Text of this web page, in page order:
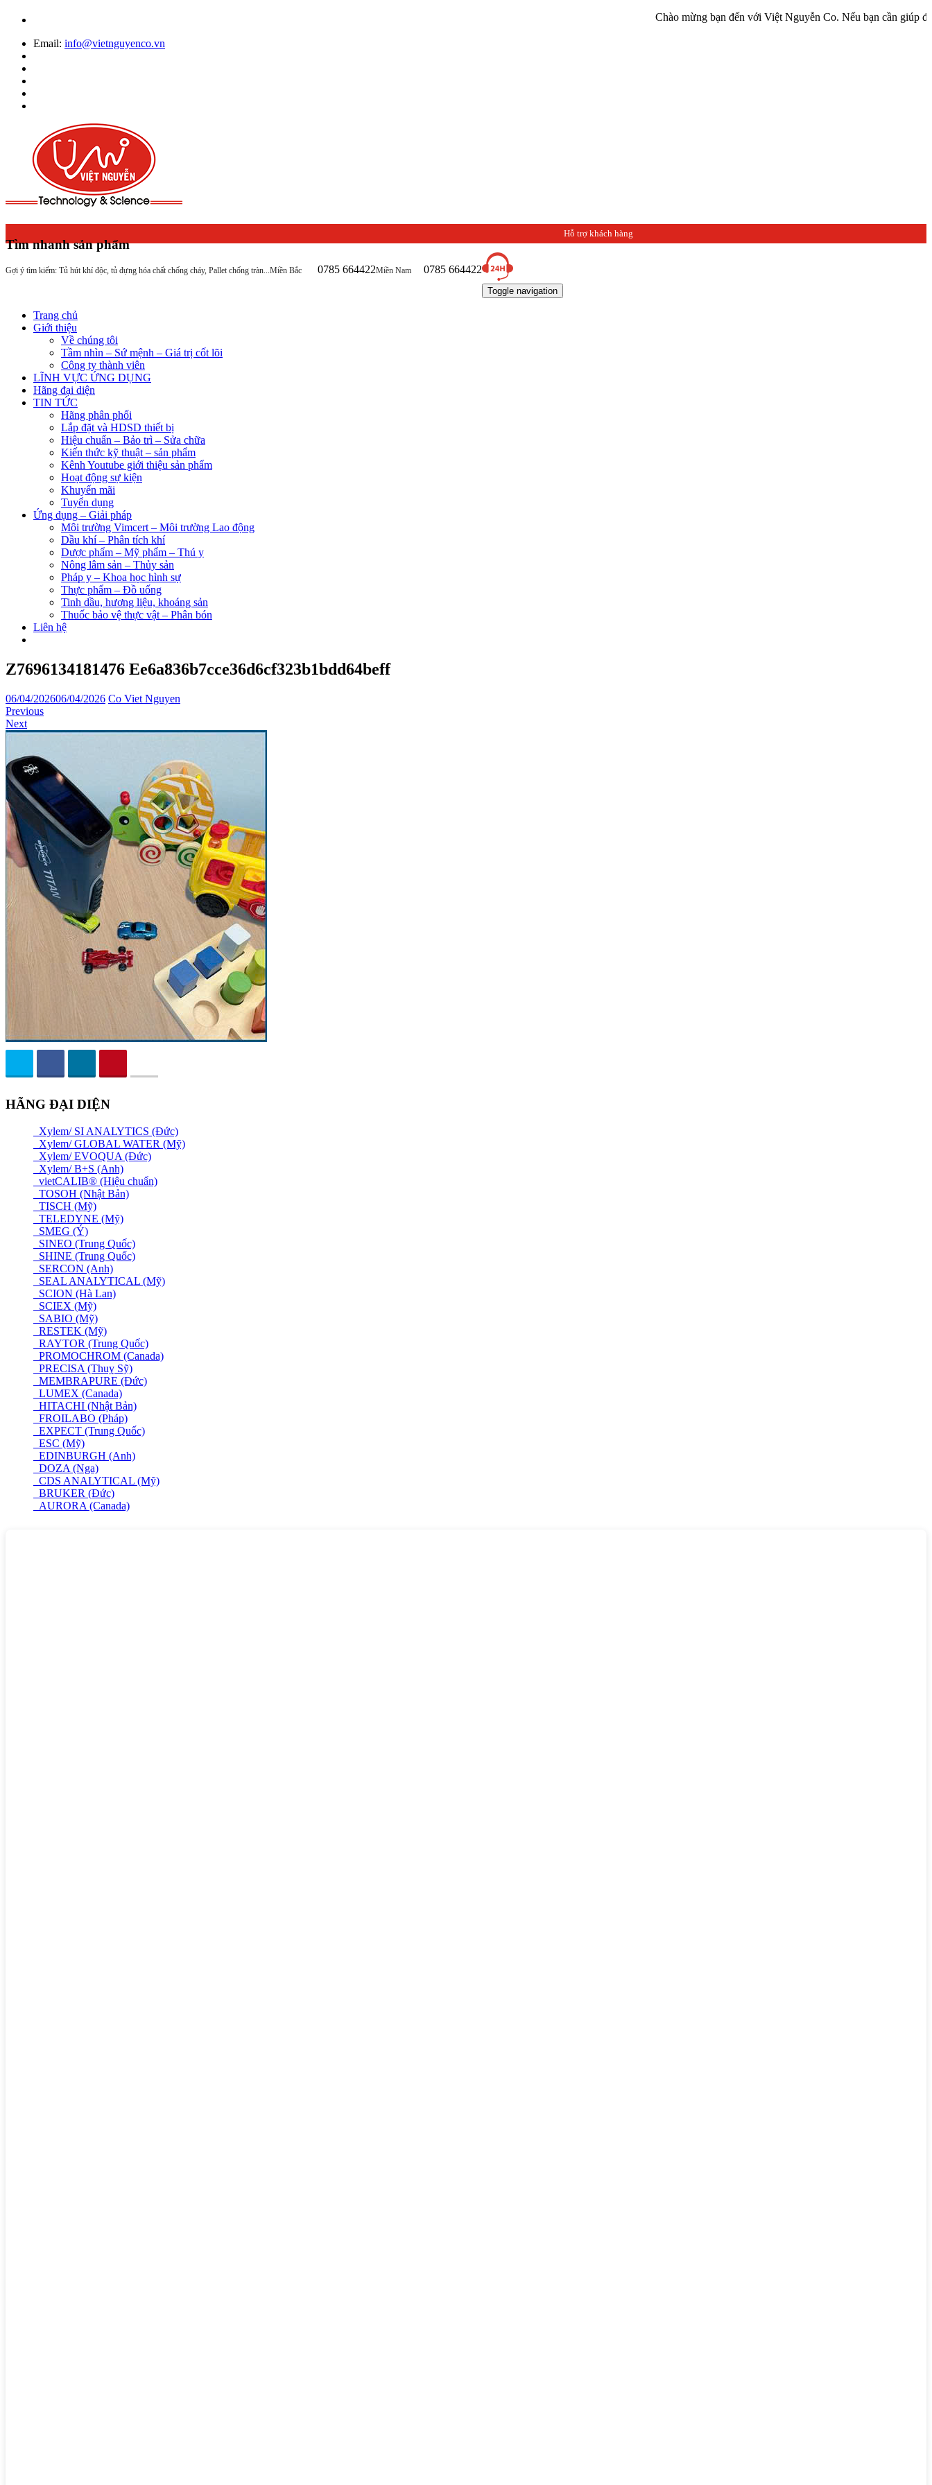
Chào mừng bạn đến với Việt Nguyễn Co. Nếu bạn cần giúp đỡ hãy
Email: info@vietnguyenco.vn
Tìm nhanh sản phẩm
Gợi ý tìm kiếm: Tủ hút khí độc, tủ đựng hóa chất chống cháy, Pallet chống tràn...
Hỗ trợ khách hàng
Miền Bắc 0785 664422Miền Nam 0785 664422
Toggle navigation
Trang chủ
Giới thiệu
Về chúng tôi
Tầm nhìn – Sứ mệnh – Giá trị cốt lõi
Công ty thành viên
LĨNH VỰC ỨNG DỤNG
Hãng đại diện
TIN TỨC
Hãng phân phối
Lắp đặt và HDSD thiết bị
Hiệu chuẩn – Bảo trì – Sửa chữa
Kiến thức kỹ thuật – sản phẩm
Kênh Youtube giới thiệu sản phẩm
Hoạt động sự kiện
Khuyến mãi
Tuyển dụng
Ứng dụng – Giải pháp
Môi trường Vimcert – Môi trường Lao động
Dầu khí – Phân tích khí
Dược phẩm – Mỹ phẩm – Thú y
Nông lâm sản – Thủy sản
Pháp y – Khoa học hình sự
Thực phẩm – Đồ uống
Tinh dầu, hương liệu, khoáng sản
Thuốc bảo vệ thực vật – Phân bón
Liên hệ
Z7696134181476 Ee6a836b7cce36d6cf323b1bdd64beff
06/04/202606/04/2026 Co Viet Nguyen
Previous
Next
HÃNG ĐẠI DIỆN
Xylem/ SI ANALYTICS (Đức)
Xylem/ GLOBAL WATER (Mỹ)
Xylem/ EVOQUA (Đức)
Xylem/ B+S (Anh)
vietCALIB® (Hiệu chuẩn)
TOSOH (Nhật Bản)
TISCH (Mỹ)
TELEDYNE (Mỹ)
SMEG (Ý)
SINEO (Trung Quốc)
SHINE (Trung Quốc)
SERCON (Anh)
SEAL ANALYTICAL (Mỹ)
SCION (Hà Lan)
SCIEX (Mỹ)
SABIO (Mỹ)
RESTEK (Mỹ)
RAYTOR (Trung Quốc)
PROMOCHROM (Canada)
PRECISA (Thuỵ Sỹ)
MEMBRAPURE (Đức)
LUMEX (Canada)
HITACHI (Nhật Bản)
FROILABO (Pháp)
EXPECT (Trung Quốc)
ESC (Mỹ)
EDINBURGH (Anh)
DOZA (Nga)
CDS ANALYTICAL (Mỹ)
BRUKER (Đức)
AURORA (Canada)